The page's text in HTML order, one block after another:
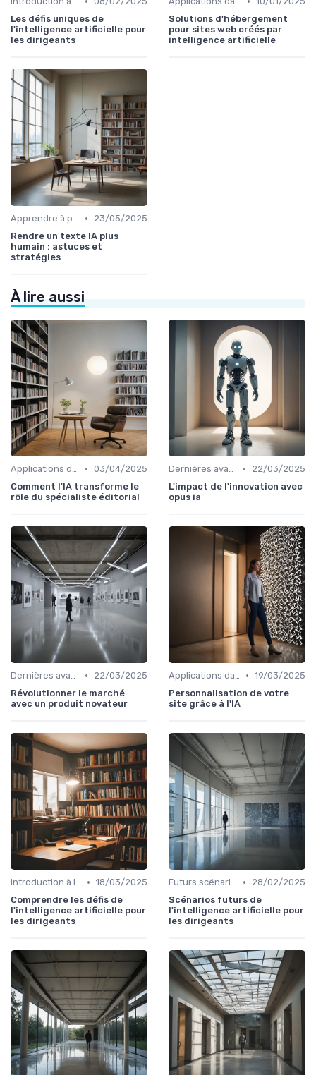
Les défis uniques de
l'intelligence artificielle pour
les dirigeants
Solutions d'hébergement
pour sites web créés par
intelligence artificielle
Apprendre à prompter •
23/05/2025
Rendre un texte IA plus
humain : astuces et
stratégies
À lire aussi
Applications dans le quotidien • 03/04/2025
Comment l'IA transforme le
rôle du spécialiste éditorial
Dernières avancées technologiques •
22/03/2025
L'impact de l'innovation avec
opus ia
Dernières avancées technologiques •
22/03/2025
Révolutionner le marché
avec un produit novateur
Applications dans le quotidien • 19/03/2025
Personnalisation de votre
site grâce à l'IA
Introduction à l'IA • 18/03/2025
Comprendre les défis de
l'intelligence artificielle pour
les dirigeants
Futurs scénarios •
28/02/2025
Scénarios futurs de
l'intelligence artificielle pour
les dirigeants